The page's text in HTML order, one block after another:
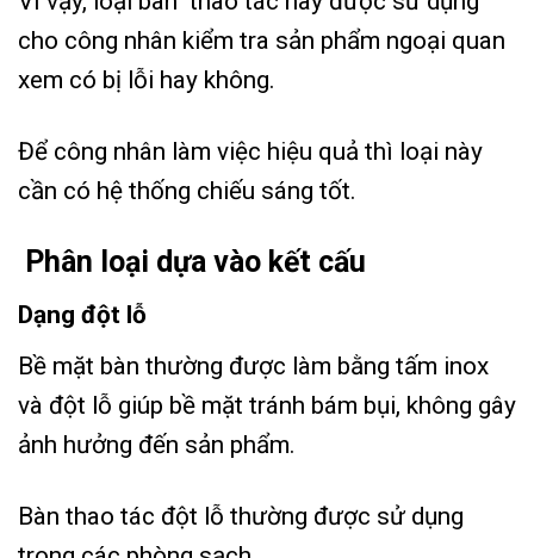
cho công nhân kiểm tra sản phẩm ngoại quan
xem có bị lỗi hay không.
Để công nhân làm việc hiệu quả thì loại này
cần có hệ thống chiếu sáng tốt.
Phân loại dựa vào kết cấu
Dạng đột lỗ
Bề mặt bàn thường được làm bằng tấm inox
và đột lỗ giúp bề mặt tránh bám bụi, không gây
ảnh hưởng đến sản phẩm.
Bàn thao tác đột lỗ thường được sử dụng